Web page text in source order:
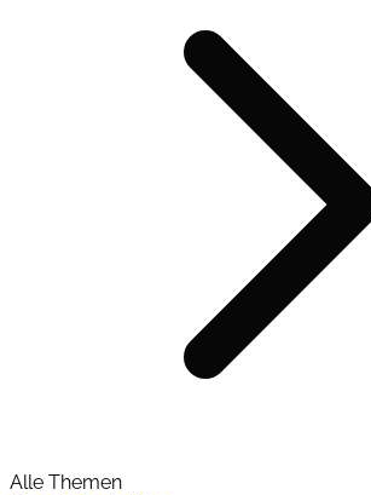
Alle Themen